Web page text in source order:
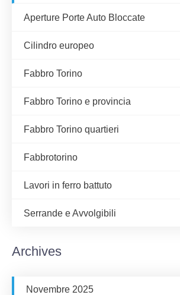
Aperture Porte Auto Bloccate
Cilindro europeo
Fabbro Torino
Fabbro Torino e provincia
Fabbro Torino quartieri
Fabbrotorino
Lavori in ferro battuto
Serrande e Avvolgibili
Archives
Novembre 2025